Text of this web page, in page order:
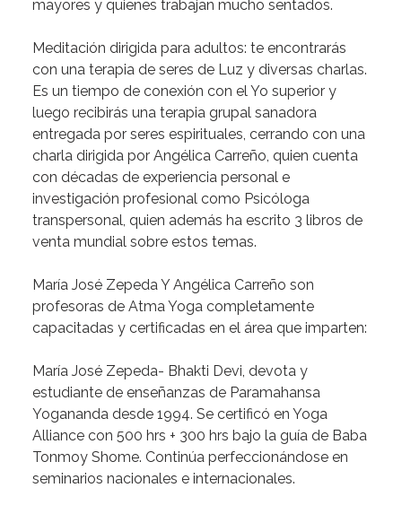
mayores y quienes trabajan mucho sentados.
Meditación dirigida para adultos: te encontrarás
con una terapia de seres de Luz y diversas charlas.
Es un tiempo de conexión con elYo superior y
luego recibirás una terapia grupal sanadora
entregada por seres espirituales, cerrando con una
charla dirigida por Angélica Carreño, quien cuenta
con décadas de experiencia personal e
investigación profesional como Psicóloga
transpersonal, quien además ha escrito 3 libros de
venta mundial sobre estos temas.
María José ZepedaY Angélica Carreño son
profesoras de AtmaYoga completamente
capacitadas y certificadas en el área que imparten:
María José Zepeda- Bhakti Devi, devota y
estudiante de enseñanzas de Paramahansa
Yogananda desde 1994. Se certificó en Yoga
Alliance con 500 hrs + 300 hrs bajo la guía de Baba
Tonmoy Shome. Continúa perfeccionándose en
seminarios nacionales e internacionales.